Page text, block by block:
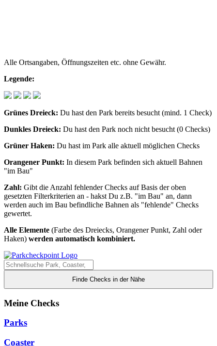
Alle Ortsangaben, Öffnungszeiten etc. ohne Gewähr.
Legende:
Grünes Dreieck: Du hast den Park bereits besucht (mind. 1 Check)
Dunkles Dreieck: Du hast den Park noch nicht besucht (0 Checks)
Grüner Haken: Du hast im Park alle aktuell möglichen Checks
Orangener Punkt: In diesem Park befinden sich aktuell Bahnen
"im Bau"
Zahl: Gibt die Anzahl fehlender Checks auf Basis der oben
gesetzten Filterkriterien an - hakst Du z.B. "im Bau" an, dann
werden auch im Bau befindliche Bahnen als "fehlende" Checks
gewertet.
Alle Elemente (Farbe des Dreiecks, Orangener Punkt, Zahl oder
Haken) werden automatisch kombiniert.
Finde Checks in der Nähe
Meine Checks
Parks
Coaster